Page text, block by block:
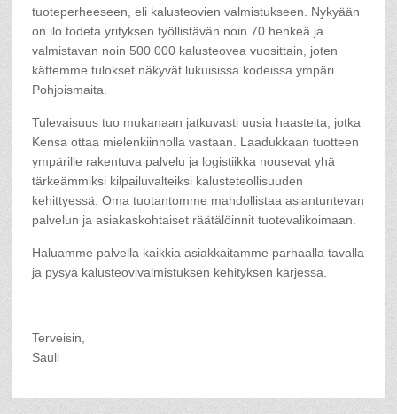
tuoteperheeseen, eli kalusteovien valmistukseen. Nykyään
on ilo todeta yrityksen työllistävän noin 70 henkeä ja
valmistavan noin 500 000 kalusteovea vuosittain, joten
kättemme tulokset näkyvät lukuisissa kodeissa ympäri
Pohjoismaita.
Tulevaisuus tuo mukanaan jatkuvasti uusia haasteita, jotka
Kensa ottaa mielenkiinnolla vastaan. Laadukkaan tuotteen
ympärille rakentuva palvelu ja logistiikka nousevat yhä
tärkeämmiksi kilpailuvalteiksi kalusteteollisuuden
kehittyessä. Oma tuotantomme mahdollistaa asiantuntevan
palvelun ja asiakaskohtaiset räätälöinnit tuotevalikoimaan.
Haluamme palvella kaikkia asiakkaitamme parhaalla tavalla
ja pysyä kalusteovivalmistuksen kehityksen kärjessä.
Terveisin,
Sauli